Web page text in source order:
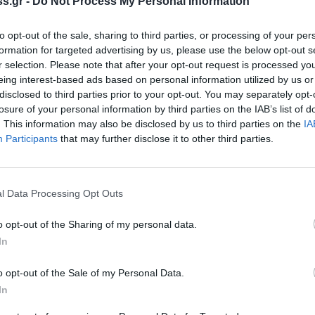
opt-out of the sale, sharing to third parties, or processing of your
for targeted advertising by us, please use the below opt-out
selection. Please note that after your opt-out request is processed
interest-based ads based on personal information utilized by us
to third parties prior to your opt-out. You may separately
of your personal information by third parties on the IAB’s list of
This information may also be disclosed by us to third parties on the
Participants that may further disclose it to other third parties.
Data Processing Opt Outs
opt-out of the Sharing of my personal data.
opt-out of the Sale of my Personal Data.
και Βάρδα
μέτωπο οι πυρκαγιές σε Τραγανό και Βάρδα – Καλή
στη φωτιά στα Άγναντα
2022 09:36
στην Ηλεία: Καλύτερη εικόνα στα μέτωπα
και Τραγανό
η φωτιά στην Βάρδα
2022 21:31
Πλησιάζει σπίτια η φωτιά στα Άγναντα